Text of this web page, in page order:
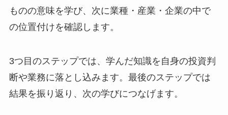
ものの意味を学び、次に業種・産業・企業の中で
の位置付けを確認します。
3つ目のステップでは、学んだ知識を自身の投資判
断や業務に落とし込みます。最後のステップでは
結果を振り返り、次の学びにつなげます。